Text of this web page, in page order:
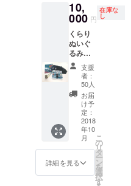
枚 ※も
う一つ
円Tシャ
ツリ
ターン
と中身
は同じ
です。
くらり
Ｔシャ
ツ１枚
（サイ
ズ選択
可能／
クラウ
ドファ
ンディ
ング限
定）※プ
ルダウ
ンにて
サイズ
を選択
くださ
い ス
10,
000 円
在庫な
し
くらり
ぬいぐ
るみ
（１
体） サ
ンクス
カード
１枚
（クラ
ウド
ファン
ディン
グ限定
／シリ
アルナ
支援
者：
50人
お届
け予
定：
2018
年10
月
詳細を見る
こ
の
リ
タ
ー
ン
を
選
択
す